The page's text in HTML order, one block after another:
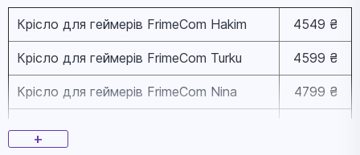
Крісло для геймерів FrimeCom Hakim 4549 ₴
Крісло для геймерів FrimeCom Turku 4599 ₴
Крісло для геймерів FrimeCom Nina 4799 ₴
+